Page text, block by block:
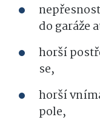
do garáže
horší
se,
horší
pole,